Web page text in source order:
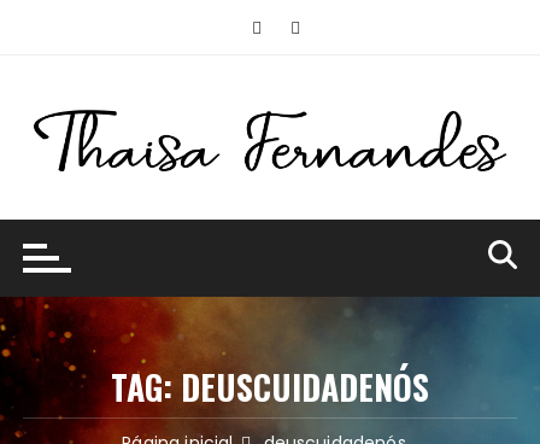
TAG:DEUSCUIDADENÓS